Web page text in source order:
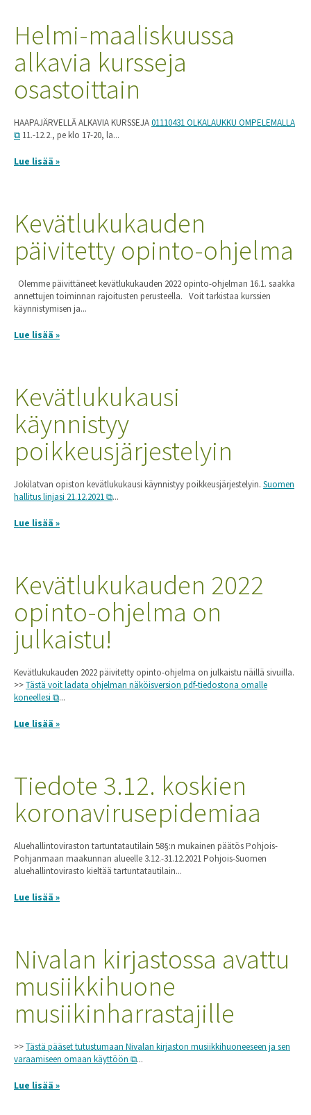
Helmi-maaliskuussa
alkavia kursseja
osastoittain
HAAPAJÄRVELLÄ ALKAVIA KURSSEJA01110431 OLKALAUKKU OMPELEMALLA
11.-12.2., pe klo 17-20, la...
Lue lisää »
Kevätlukukauden
päivitetty opinto-ohjelma
Olemme päivittäneet kevätlukukauden 2022 opinto-ohjelman 16.1. saakka
annettujen toiminnan rajoitusten perusteella. Voit tarkistaa kurssien
käynnistymisen ja...
Lue lisää »
Kevätlukukausi
käynnistyy
poikkeusjärjestelyin
Jokilatvan opiston kevätlukukausi käynnistyy poikkeusjärjestelyin. Suomen
hallitus linjasi 21.12.2021
...
Lue lisää »
Kevätlukukauden 2022
opinto-ohjelma on
julkaistu!
Kevätlukukauden 2022 päivitetty opinto-ohjelma on julkaistu näillä sivuilla.
>>Tästä voit ladata ohjelman näköisversion pdf-tiedostona omalle
koneellesi
...
Lue lisää »
Tiedote 3.12. koskien
koronavirusepidemiaa
Aluehallintoviraston tartuntatautilain 58§:n mukainen päätös Pohjois-
Pohjanmaan maakunnan alueelle 3.12.-31.12.2021 Pohjois-Suomen
aluehallintovirasto kieltää tartuntatautilain...
Lue lisää »
Nivalan kirjastossa avattu
musiikkihuone
musiikinharrastajille
>>Tästä pääset tutustumaan Nivalan kirjaston musiikkihuoneeseen ja sen
varaamiseen omaan käyttöön
...
Lue lisää »